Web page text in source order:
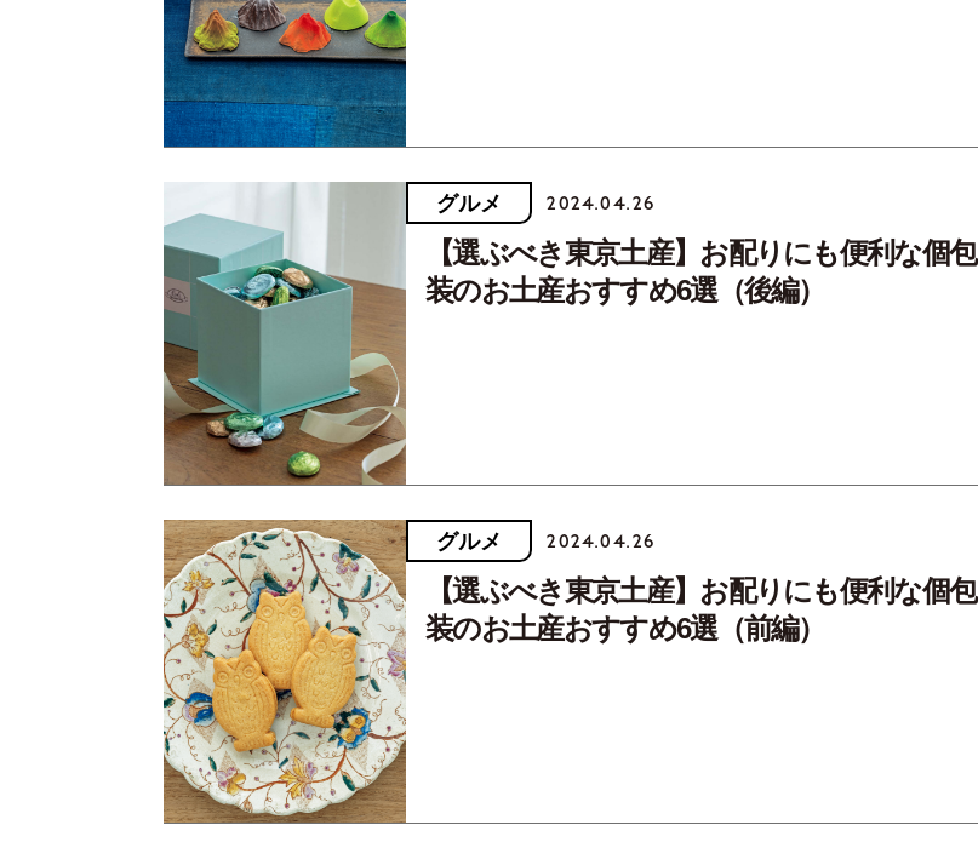
グルメ 2024.04.26
【選ぶべき東京土産】お配りにも便利な個包
装のお土産おすすめ6選（後編）
グルメ 2024.04.26
【選ぶべき東京土産】お配りにも便利な個包
装のお土産おすすめ6選（前編）